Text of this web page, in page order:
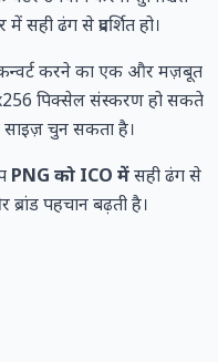
ढंग से प्रदर्शित हो।
करने का एक और मज़बूत
पिक्सेल संस्करण हो सकते
साइज़ चुन सकता है।
PNG को ICO मेंसही ढंग से
पहचान बढ़ती है।